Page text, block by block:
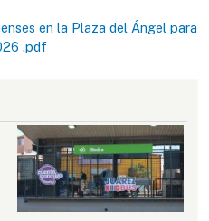
en la Plaza del Ángel para
.pdf